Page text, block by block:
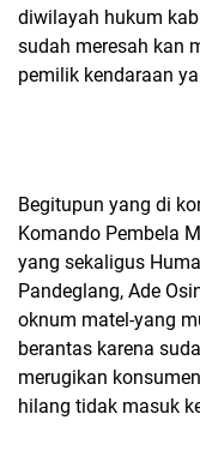
diwilayah hukum
sudah meresah kan
pemilik kendaraan
Begitupun yang di
Komando Pembela
yang sekaligus
Pandeglang, Ade
oknum matel-yang
berantas karena
merugikan
hilang tidak masuk